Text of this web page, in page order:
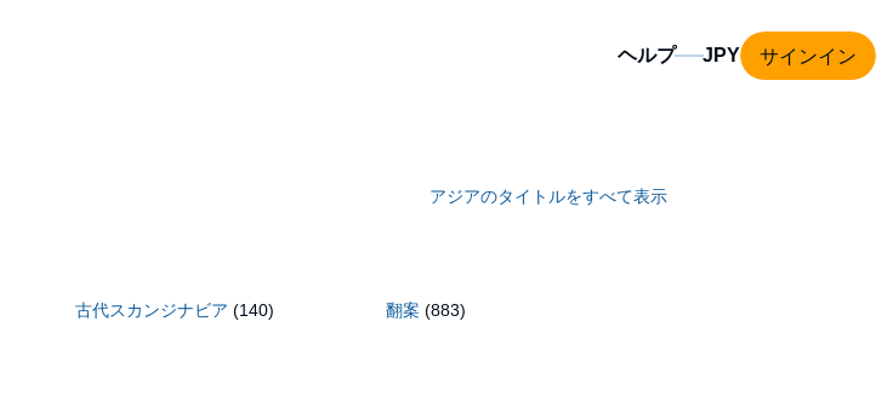
ヘルプ サインイン
アジアのタイトルをすべて表示
古代スカンジナビア (140) 翻案 (883)